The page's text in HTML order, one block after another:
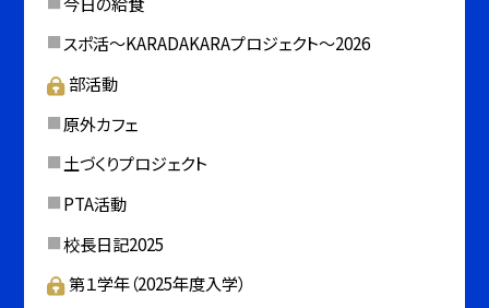
スポ活～KARADAKARAプロジェクト～2026
部活動
原外カフェ
土づくりプロジェクト
PTA活動
校長日記2025
第１学年（2025年度入学）